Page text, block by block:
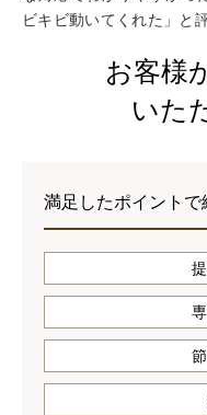
ビキビ動いてくれた」と
お客様
いた
満足したポイントで